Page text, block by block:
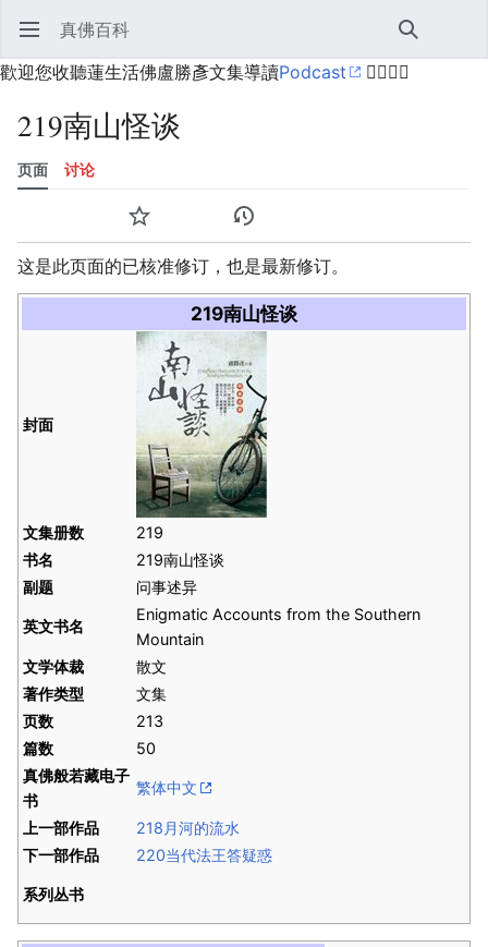
打开主菜单 真佛百科 搜索
歡迎您收聽蓮生活佛盧勝彥文集導讀Podcast 🙋‍♂️🙋‍♀️
219南山怪谈
页面 讨论
监视 历史
这是此页面的已核准修订，也是最新修订。
219南山怪谈
封面
文集册数
219
书名
219南山怪谈
副题
问事述异
英文书名
Enigmatic Accounts from the Southern
Mountain
文学体裁
散文
著作类型
文集
页数
213
篇数
50
真佛般若藏电子
书
繁体中文
上一部作品
218月河的流水
下一部作品
220当代法王答疑惑
系列丛书